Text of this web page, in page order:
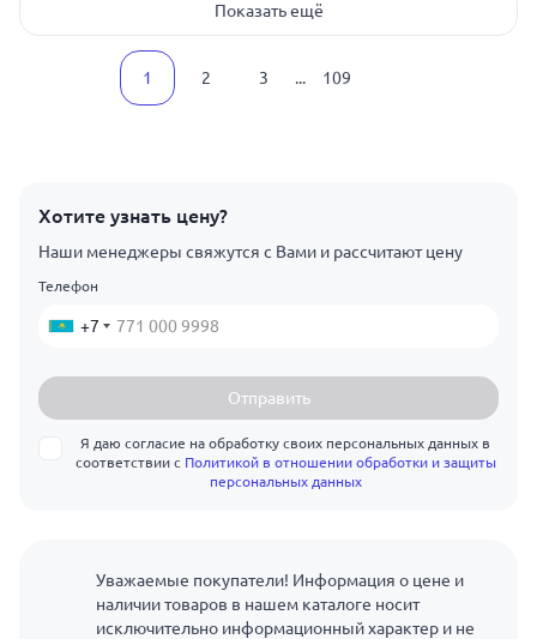
Показать ещё
1 2 3 ... 109
Хотите узнать цену?
Наши менеджеры свяжутся с Вами и рассчитают цену
Телефон
+7
Отправить
Я даю согласие на обработку своих персональных данных в
соответствии с Политикой в отношении обработки и защиты
персональных данных
Уважаемые покупатели! Информация о цене и
наличии товаров в нашем каталоге носит
исключительно информационный характер и не